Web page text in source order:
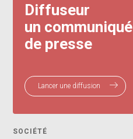
Diffuseur
un communiqué
de presse
Lancer une diffusion
SOCIÉTÉ